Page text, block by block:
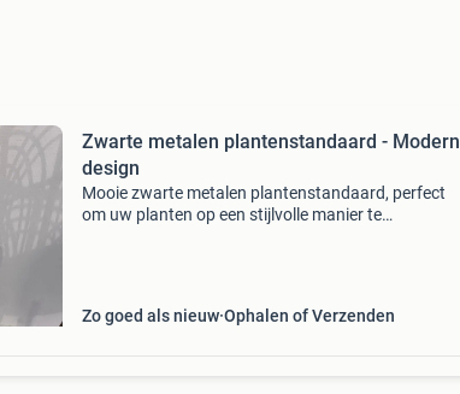
Zwarte metalen plantenstandaard - Modern
design
Mooie zwarte metalen plantenstandaard, perfect
om uw planten op een stijlvolle manier te
Zo goed als nieuw Ophalen of Verzenden